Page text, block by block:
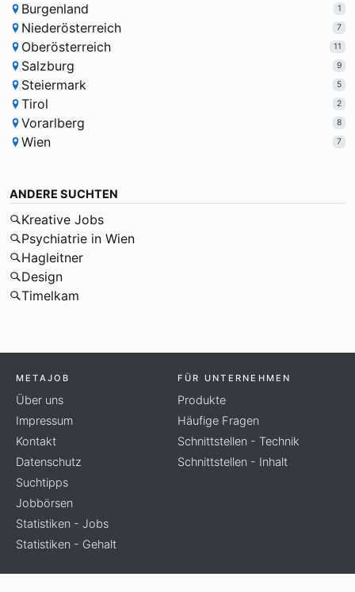
Burgenland
1
Niederösterreich 7
Oberösterreich 11
Salzburg 9
Steiermark 5
Tirol 2
Vorarlberg 8
Wien 7
ANDERE SUCHTEN
Kreative Jobs
Psychiatrie in Wien
Hagleitner
Design
Timelkam
METAJOB
Über uns
Impressum
Kontakt
Datenschutz
Suchtipps
Jobbörsen
Statistiken - Jobs
Statistiken - Gehalt
FÜR UNTERNEHMEN
Produkte
Häufige Fragen
Schnittstellen - Technik
Schnittstellen - Inhalt